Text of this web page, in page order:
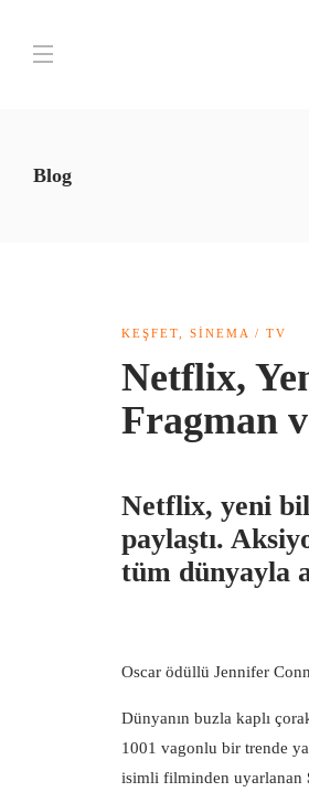
Blog
KEŞFET SINEMA / TV
Netflix,
Fragman
Netflix, yeni
paylaştı.
tüm dünyayla
Oscar ödüllü Jennifer
Dünyanın buzla kaplı
1001 vagonlu bir trende
isimli filminden uyarlanan